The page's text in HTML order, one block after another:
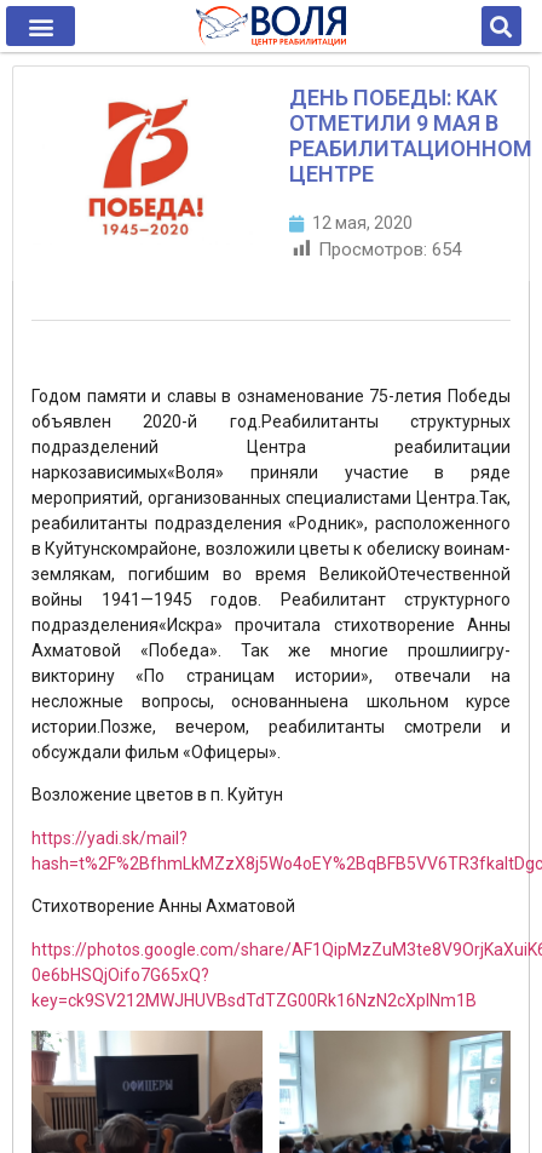
ДЕНЬ ПОБЕДЫ: КАК
ОТМЕТИЛИ 9 МАЯ В
РЕАБИЛИТАЦИОННОМ
ЦЕНТРЕ
12 мая, 2020
Просмотров: 654
Годом памяти и славы в ознаменование 75-летия Победы
объявлен 2020-й год.Реабилитанты структурных
подразделений Центра реабилитации
наркозависимых«Воля» приняли участие в ряде
мероприятий, организованных специалистами Центра.Так,
реабилитанты подразделения «Родник», расположенного
в Куйтунскомрайоне, возложили цветы к обелиску воинам-
землякам, погибшим во время ВеликойОтечественной
войны 1941—1945 годов. Реабилитант структурного
подразделения«Искра» прочитала стихотворение Анны
Ахматовой «Победа». Так же многие прошлиигру-
викторину «По страницам истории», отвечали на
несложные вопросы, основанныена школьном курсе
истории.Позже, вечером, реабилитанты смотрели и
обсуждали фильм «Офицеры».
Возложение цветов в п. Куйтун
https://yadi.sk/mail?
Стихотворение Анны Ахматовой
https://photos.google.com/share/
0e6bHSQjOifo7G65xQ?
key=ck9SV212MWJHUVBsdTdTZG00Rk16NzN2cXplNm1B